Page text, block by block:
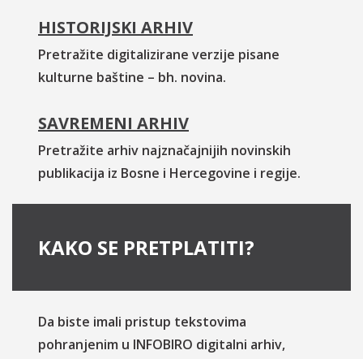
HISTORIJSKI ARHIV
Pretražite digitalizirane verzije pisane
kulturne baštine – bh. novina.
SAVREMENI ARHIV
Pretražite arhiv najznačajnijih novinskih
publikacija iz Bosne i Hercegovine i regije.
KAKO SE PRETPLATITI?
Da biste imali pristup tekstovima
pohranjenim u INFOBIRO digitalni arhiv,